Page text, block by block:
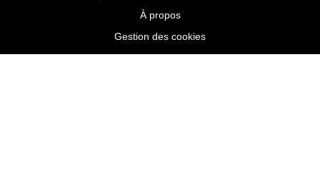
À propos
Gestion des cookies